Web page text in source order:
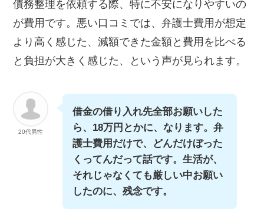
債務整理を依頼する際、特に不安になりやすいの
が費用です。悪い口コミでは、弁護士費用が想定
より高く感じた、減額できた金額と費用を比べる
と負担が大きく感じた、という声が見られます。
20代男性
借金の借り入れ先全部お願いした
ら、18万円とかに、なります。弁
護士費用だけで、どんだけぼった
くってんだって話です。生活が、
それじゃなくても厳しい中お願い
したのに、残念です。